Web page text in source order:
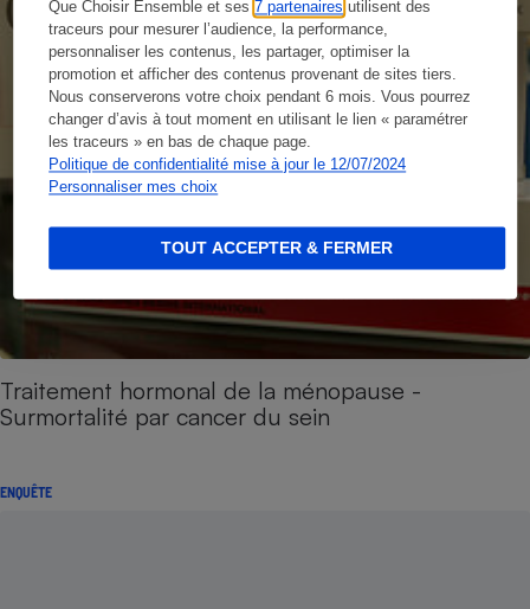
Que Choisir Ensemble et ses7 partenaires utilisent des
traceurs pour mesurer l’audience, la performance,
personnaliser les contenus, les partager, optimiser la
promotion et afficher des contenus provenant de sites tiers.
Nous conserverons votre choix pendant 6 mois. Vous pourrez
changer d’avis à tout moment en utilisant le lien « paramétrer
les traceurs » en bas de chaque page.
Politique de confidentialité mise à jour le 12/07/2024
Personnaliser mes choix
TOUT ACCEPTER & FERMER
Traitement hormonal de la ménopause -
Surmortalité par cancer du sein
ENQUÊTE